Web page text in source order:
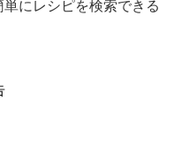
にレシピを検索できる